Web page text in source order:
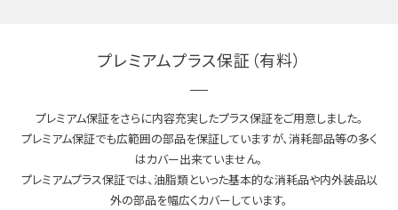
プレミアムプラス保証（有料）
プレミアム保証をさらに内容充実したプラス保証をご用意しました。
プレミアム保証でも広範囲の部品を保証していますが、消耗部品等の多く
はカバー出来ていません。
プレミアムプラス保証では、油脂類といった基本的な消耗品や内外装品以
外の部品を幅広くカバーしています。